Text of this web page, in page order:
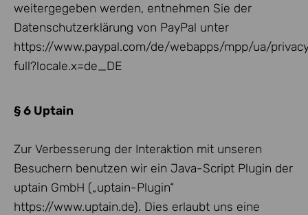
weitergegeben werden, entnehmen Sie der
Datenschutzerklärung von PayPal unter
https://www.paypal.com/de/webapps/mpp/ua/
full?locale.x=de_DE
§ 6 Uptain
Zur Verbesserung der Interaktion mit unseren
Besuchern benutzen wir ein Java-Script Plugin der
uptain GmbH („uptain-Plugin“
https://www.uptain.de). Dies erlaubt uns eine